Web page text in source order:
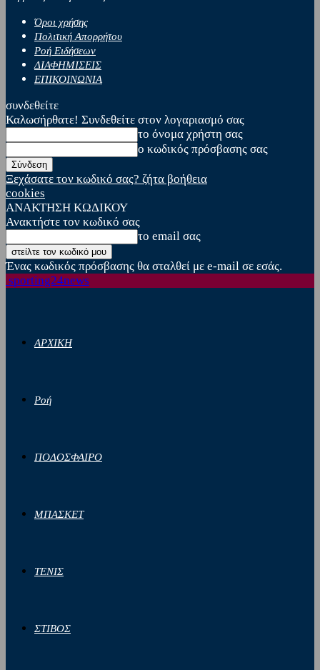
Όροι χρήσης
Πολιτική Απορρήτου
Ροή Ειδήσεων
ΔΙΑΦΗΜΙΣΕΙΣ
ΕΠΙΚΟΙΝΩΝΙΑ
συνδεθείτε
Καλωσήρθατε! Συνδεθείτε στον λογαριασμό σας
το όνομα χρήστη σας
ο κωδικός πρόσβασης σας
Ξεχάσατε τον κωδικό σας? ζήτα βοήθεια
cookies
ΑΝΑΚΤΗΣΗ ΚΩΔΙΚΟΥ
Ανακτήστε τον κωδικό σας
το email σας
Ένας κωδικός πρόσβασης θα σταλθεί με e-mail σε εσάς.
sporting24news
ΑΡΧΙΚΗ
Ροή
ΠΟΔΟΣΦΑΙΡΟ
ΜΠΑΣΚΕΤ
ΤΕΝΙΣ
ΣΤΙΒΟΣ